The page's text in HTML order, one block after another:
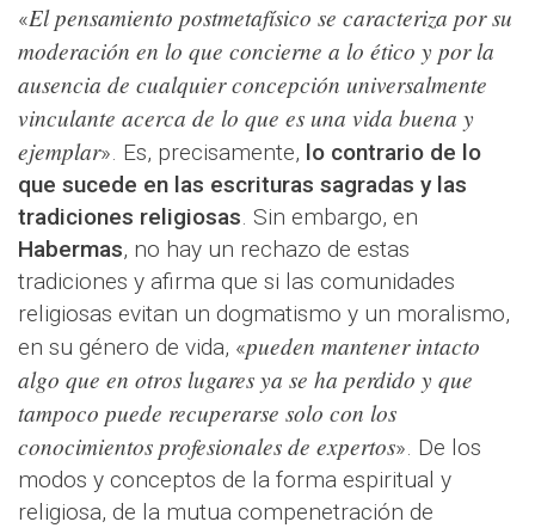
«El pensamiento postmetafísico se caracteriza por su
moderación en lo que concierne a lo ético y por la
ausencia de cualquier concepción universalmente
vinculante acerca de lo que es una vida buena y
ejemplar». Es, precisamente, lo contrario de lo
que sucede en las escrituras sagradas y las
tradiciones religiosas. Sin embargo, en
Habermas, no hay un rechazo de estas
tradiciones y afirma que si las comunidades
religiosas evitan un dogmatismo y un moralismo,
en su género de vida, «pueden mantener intacto
algo que en otros lugares ya se ha perdido y que
tampoco puede recuperarse solo con los
conocimientos profesionales de expertos». De los
modos y conceptos de la forma espiritual y
religiosa, de la mutua compenetración de